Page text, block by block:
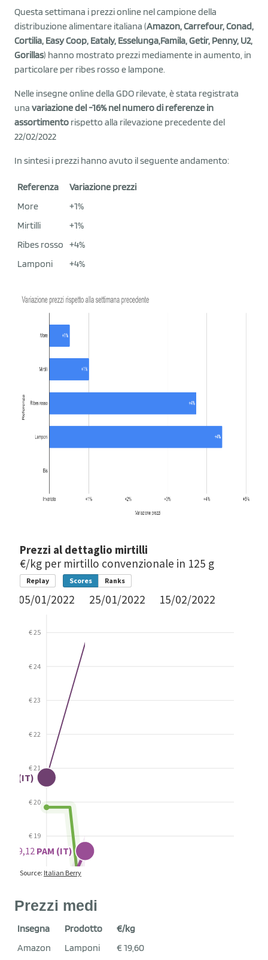
Questa settimana i prezzi online nel campione della
distribuzione alimentare italiana (Amazon, Carrefour, Conad,
Cortilia, Easy Coop, Eataly, Esselunga,Famila, Getir, Penny, U2,
Gorillas) hanno mostrato prezzi mediamente in aumento, in
particolare per ribes rosso e lampone.
Nelle insegne online della GDO rilevate, è stata registrata
una variazione del -16% nel numero di referenze in
assortimento rispetto alla rilevazione precedente del
22/02/2022
In sintesi i prezzi hanno avuto il seguente andamento:
Referenza
Variazione prezzi
More
+1%
Mirtilli
+1%
Ribes rosso +4%
Lamponi
+4%
Prezzi medi
Insegna Prodotto
€/kg
Amazon
Lamponi
€ 19,60